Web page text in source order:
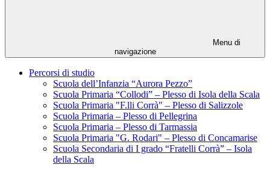
Menu di
navigazione
Percorsi di studio
Scuola dell’Infanzia “Aurora Pezzo”
Scuola Primaria “Collodi” – Plesso di Isola della Scala
Scuola Primaria "F.lli Corrà" – Plesso di Salizzole
Scuola Primaria – Plesso di Pellegrina
Scuola Primaria – Plesso di Tarmassia
Scuola Primaria "G. Rodari" – Plesso di Concamarise
Scuola Secondaria di I grado “Fratelli Corrà” – Isola
della Scala